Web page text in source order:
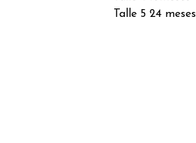
Talle 5 24 meses